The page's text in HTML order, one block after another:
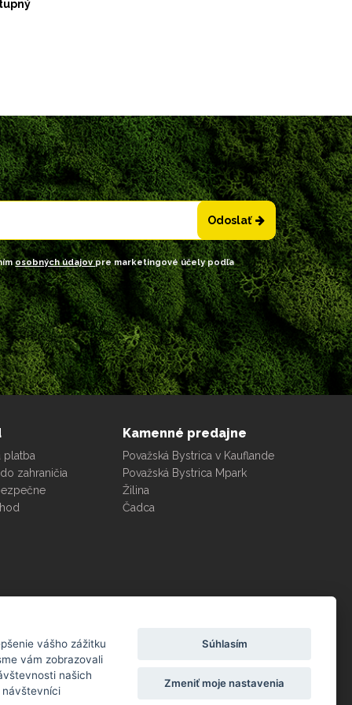
Odoslať
osobných údajovpre marketingové účely podľa
99%
spokojnosti za posledných 90 dní
platba
zahraničia
Kamenné predajne
Považská Bystrica v Kauflande
Považská Bystrica Mpark
Žilina
Čadca
vášho zážitku
vám zobrazovali
našich
návštevníci
Súhlasím
Zmeniť moje nastavenia